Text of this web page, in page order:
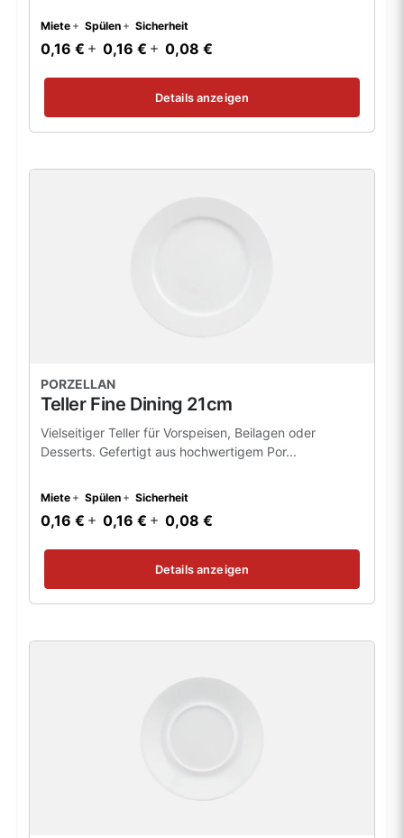
Miete Spülen Sicherheit
0,16 € 0,16 € 0,08 €
Details anzeigen
PORZELLAN
Teller Fine Dining 21cm
Vielseitiger Teller für Vorspeisen, Beilagen oder
Desserts. Gefertigt aus hochwertigem Por...
Miete Spülen Sicherheit
0,16 € 0,16 € 0,08 €
Details anzeigen